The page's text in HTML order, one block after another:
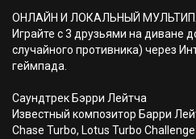
ОНЛАЙН И ЛОКАЛЬНЫЙ
Играйте с 3 друзьями на диване
случайного противника) через
геймпада.
Саундтрек Бэрри Лейтча
Известный композитор Барри
Chase Turbo, Lotus Turbo